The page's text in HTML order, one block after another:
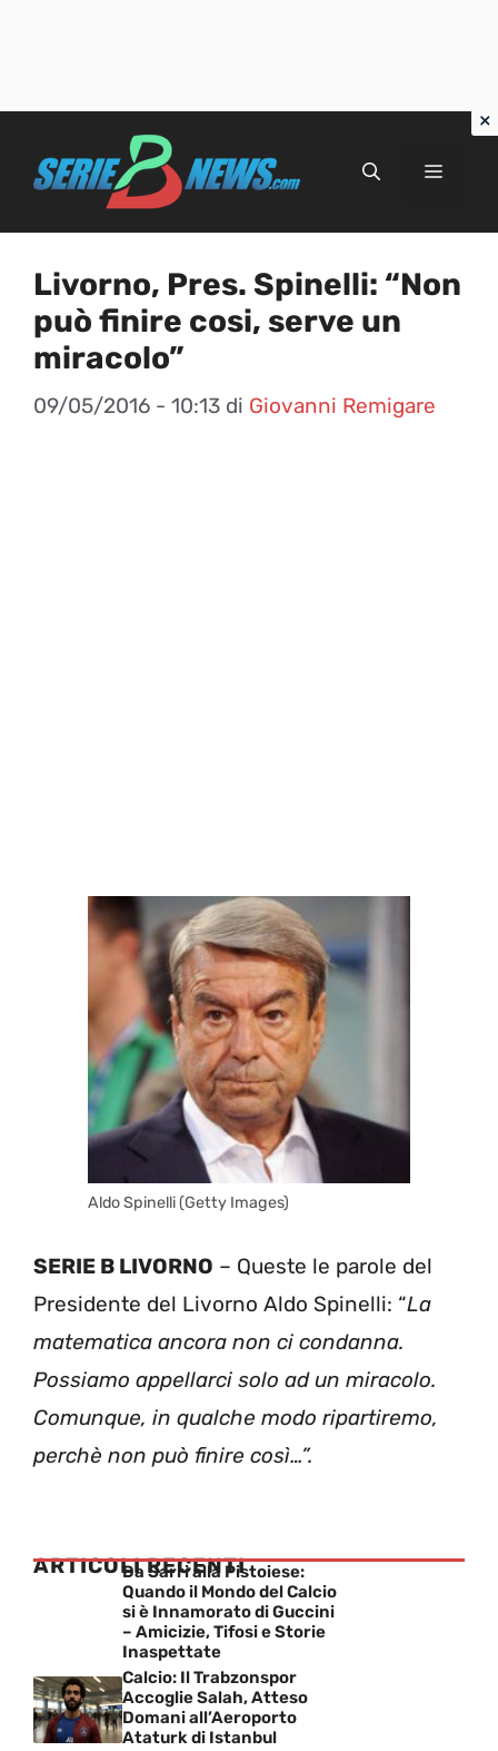
Menu
Livorno, Pres. Spinelli: “Non
può finire cosi, serve un
miracolo”
09/05/2016 - 10:13 di Giovanni Remigare
Aldo Spinelli (Getty Images)
SERIE B LIVORNO – Queste le parole del
Presidente del Livorno Aldo Spinelli: “La
matematica ancora non ci condanna.
Possiamo appellarci solo ad un miracolo.
Comunque, in qualche modo ripartiremo,
perchè non può finire così…”.
ARTICOLI RECENTI
Da Sarri alla Pistoiese:
Quando il Mondo del Calcio
si è Innamorato di Guccini
– Amicizie, Tifosi e Storie
Inaspettate
Calcio: Il Trabzonspor
Accoglie Salah, Atteso
Domani all’Aeroporto
Ataturk di Istanbul